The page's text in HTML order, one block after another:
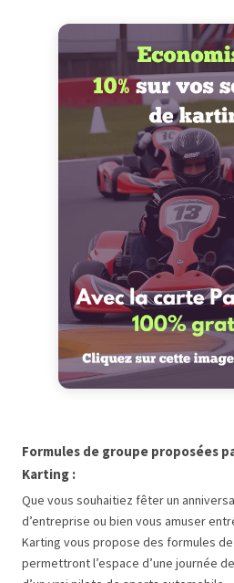
Formules de groupe proposées
Karting :
Que vous souhaitiez fêter un
d’entreprise ou bien vous amuser
Karting vous propose des formules
permettront l’espace d’une journée